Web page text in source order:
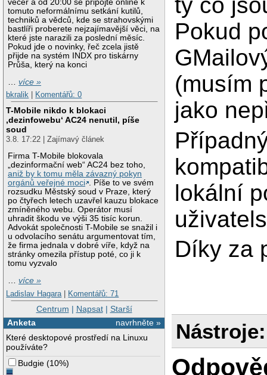
večer a od 20:00 se připojte online k
tomuto neformálnímu setkání kutilů,
techniků a vědců, kde se strahovskými
bastlíři proberete nejzajímavější věci, na
které jste narazili za poslední měsíc.
Pokud jde o novinky, řeč zcela jistě
přijde na systém INDX pro tiskárny
Průša, který na konci
…více »
bkralik
Komentářů: 0
T-Mobile nikdo k blokaci
‚dezinfowebu‘ AC24 nenutil, píše
soud
3.8. 17:22 | Zajímavý článek
Firma T-Mobile blokovala
„dezinformační web“ AC24 bez toho,
aniž by k tomu měla závazný pokyn
orgánů veřejné moci . Píše to ve svém
rozsudku Městský soud v Praze, který
po čtyřech letech uzavřel kauzu blokace
zmíněného webu. Operátor musí
uhradit škodu ve výši 35 tisíc korun.
Advokát společnosti T-Mobile se snažil i
u odvolacího senátu argumentovat tím,
že firma jednala v dobré víře, když na
stránky omezila přístup poté, co ji k
tomu vyzvalo
…více »
Ladislav Hagara | Komentářů: 71
Centrum | Napsat| Starší
navrhněte »
Anketa
Které desktopové prostředí na Linuxu
používáte?
Budgie (10%)
ty co
Pokud
(musím
jako
lokální
Díky za
Nástroje: